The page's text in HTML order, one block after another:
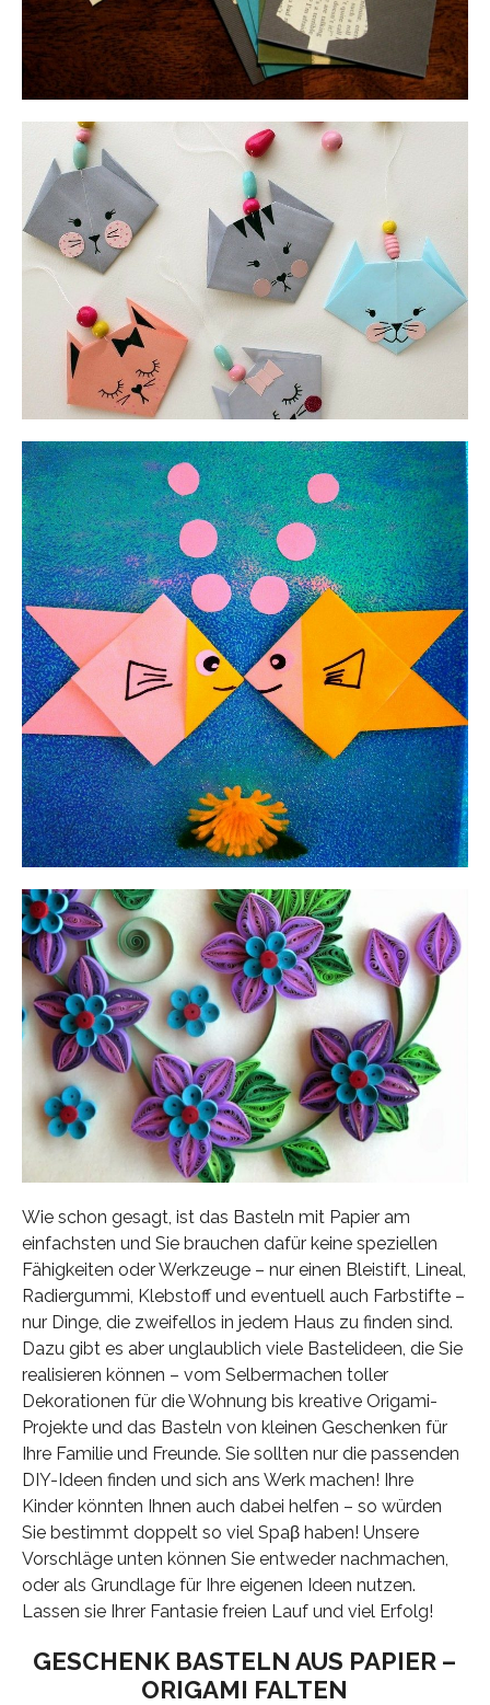
Wie schon gesagt, ist das Basteln mit Papier am
einfachsten und Sie brauchen dafür keine speziellen
Fähigkeiten oder Werkzeuge – nur einen Bleistift, Lineal,
Radiergummi, Klebstoff und eventuell auch Farbstifte –
nur Dinge, die zweifellos in jedem Haus zu finden sind.
Dazu gibt es aber unglaublich viele Bastelideen, die Sie
realisieren können – vom Selbermachen toller
Dekorationen für die Wohnung bis kreative Origami-
Projekte und das Basteln von kleinen Geschenken für
Ihre Familie und Freunde. Sie sollten nur die passenden
DIY-Ideen finden und sich ans Werk machen! Ihre
Kinder könnten Ihnen auch dabei helfen – so würden
Sie bestimmt doppelt so viel Spaβ haben! Unsere
Vorschläge unten können Sie entweder nachmachen,
oder als Grundlage für Ihre eigenen Ideen nutzen.
Lassen sie Ihrer Fantasie freien Lauf und viel Erfolg!
GESCHENK BASTELN AUS PAPIER –
ORIGAMI FALTEN